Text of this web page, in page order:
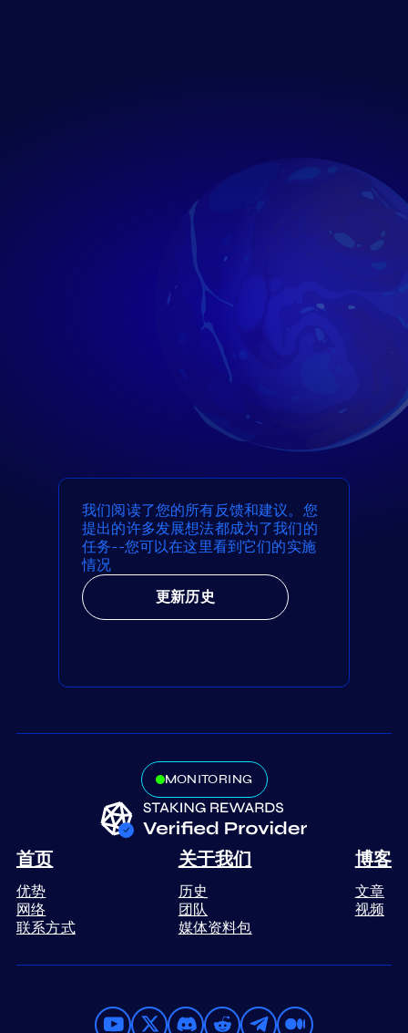
我们阅读了您的所有反馈和建议。您
提出的许多发展想法都成为了我们的
任务--您可以在这里看到它们的实施
情况
更新历史
MONITORING
首页
优势
网络
联系方式
关于我们
历史
团队
媒体资料包
博客
文章
视频